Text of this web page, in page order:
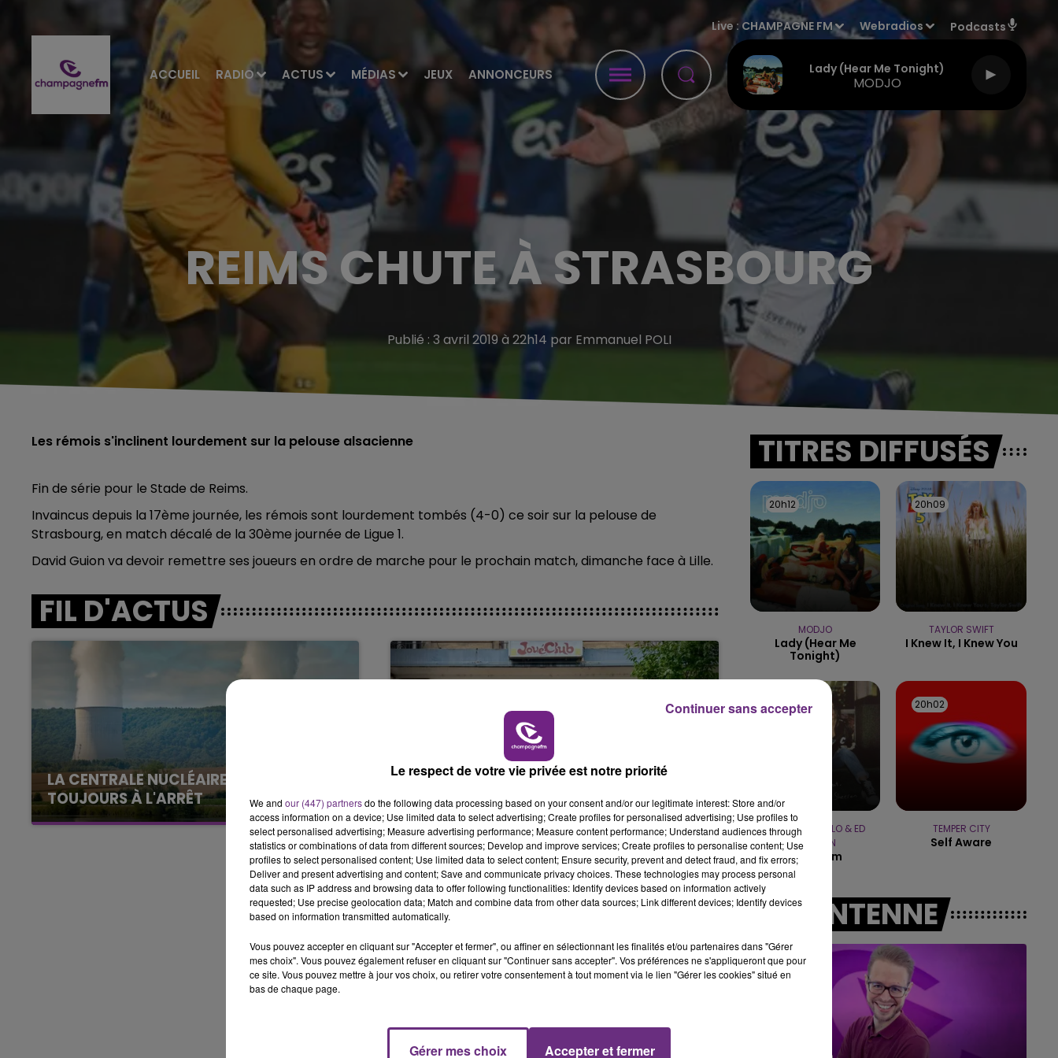
ACCUEIL RADIO ACTUS MÉDIAS JEUX ANNONCEURS
Live :CHAMPAGNE FM Webradios Podcasts
Lady (hear Me Tonight)
MODJO
5h00 - 6h00
LE BEST OF DE LA FAMILLE
CHAMPAGNE FM
10h00 - 14h00
LE TICKET DE CAISSE
REIMS CHUTE À STRASBOURG
Publié : 3 avril 2019 à 22h14 par Emmanuel POLI
Les rémois s'inclinent lourdement sur la pelouse alsacienne
Fin de série pour le Stade de Reims.
Invaincus depuis la 17ème journée, les rémois sont lourdement tombés (4-0) ce soir sur la pelouse de
Strasbourg, en match décalé de la 30ème journée de Ligue 1.
David Guion va devoir remettre ses joueurs en ordre de marche pour le prochain match, dimanche face à Lille.
FIL D'ACTUS
LA CENTRALE NUCLÉAIRE DE CHOOZ
TOUJOURS À L'ARRÊT
Cela fait déjà une semaine que la centrale
nucléaire ardennaise est à l'arrêt. Une situation
justifiée par la sécheresse intense qui est
LE MAGASIN JOUÉCLUB DE REIMS FERME
SES PORTES
C'était l'une des institutions du centre-ville
rémois. Le magasin JouéClub est contraint de
fermer ses portes.
TITRES DIFFUSÉS
20h12
20h12
MODJO
Lady (hear Me
Tonight)
20h09
20h09
TAYLOR SWIFT
I Knew It, I Knew You
20h05
20h05
CAMILA CABELLO & ED
SHEERAN
Bam Bam
20h02
20h02
TEMPER CITY
Self Aware
A L'ANTENNE
Le respect de votre vie privée est notre priorité
We and our (447) partnersdo the following data processing based on your consent and/or our legitimate interest: Store and/or
access information on a device; Use limited data to select advertising; Create profiles for personalised advertising; Use profiles to
select personalised advertising; Measure advertising performance; Measure content performance; Understand audiences through
statistics or combinations of data from different sources; Develop and improve services; Create profiles to personalise content; Use
profiles to select personalised content; Use limited data to select content; Ensure security, prevent and detect fraud, and fix errors;
Deliver and present advertising and content; Save and communicate privacy choices. These technologies may process personal
data such as IP address and browsing data to offer following functionalities: Identify devices based on information actively
requested; Use precise geolocation data; Match and combine data from other data sources; Link different devices; Identify devices
based on information transmitted automatically.
Vous pouvez accepter en cliquant sur "Accepter et fermer", ou affiner en sélectionnant les finalités et/ou partenaires dans "Gérer
mes choix". Vous pouvez également refuser en cliquant sur "Continuer sans accepter". Vos préférences ne s'appliqueront que pour
ce site. Vous pouvez mettre à jour vos choix, ou retirer votre consentement à tout moment via le lien "Gérer les cookies" situé en
bas de chaque page.
Gérer mes choix Accepter et fermer
Continuer sans accepter